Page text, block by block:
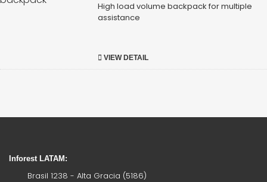
High load volume backpack for multiple
assistance
VIEW DETAIL
Inforest LATAM:
Brasil 1238 - Alta Gracia (5186)